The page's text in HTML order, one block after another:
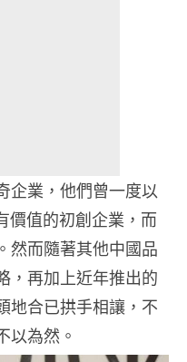
企業，他們曾一度以
價值的初創企業，而
然而隨著其他中國品
，再加上近年推出的
地合已拱手相讓，不
以為然。